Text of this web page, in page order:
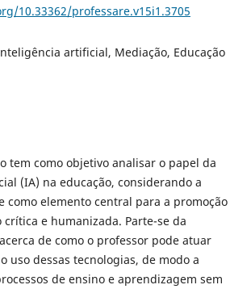
10.33362/professare.v15i1.3705
artificial, Mediação, Educação
tem como objetivo analisar o papel da
(IA) na educação, considerando a
como elemento central para a promoção
crítica e humanizada. Parte-se da
de como o professor pode atuar
uso dessas tecnologias, de modo a
de ensino e aprendizagem sem